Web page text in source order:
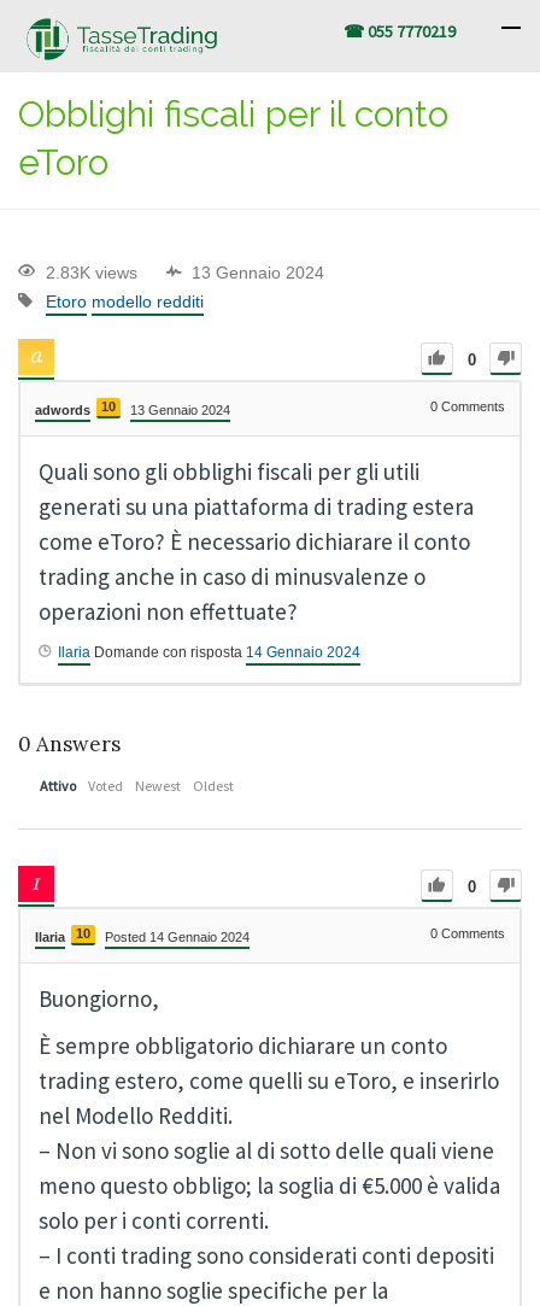
☎ 055 7770219
Obblighi fiscali per il conto
eToro
2.83K views
13 Gennaio 2024
Etoro modello redditi
0
adwords 10 13 Gennaio 2024 0 Comments
Quali sono gli obblighi fiscali per gli utili
generati su una piattaforma di trading estera
come eToro? È necessario dichiarare il conto
trading anche in caso di minusvalenze o
operazioni non effettuate?
Ilaria Domande con risposta 14 Gennaio 2024
0 Answers
Attivo Voted Newest Oldest
0
Ilaria 10 Posted 14 Gennaio 2024 0 Comments
Buongiorno,
È sempre obbligatorio dichiarare un conto
trading estero, come quelli su eToro, e inserirlo
nel Modello Redditi.
– Non vi sono soglie al di sotto delle quali viene
meno questo obbligo; la soglia di €5.000 è valida
solo per i conti correnti.
– I conti trading sono considerati conti depositi
e non hanno soglie specifiche per la